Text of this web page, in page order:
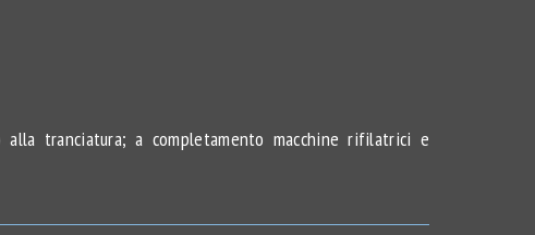
tranciatura; a completamento macchine rifilatrici e